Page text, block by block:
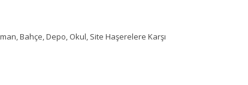
Bahçe, Depo, Okul, Site Haşerelere Karşı